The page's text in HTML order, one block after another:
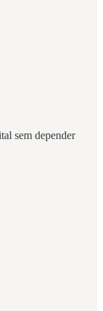
sem depender